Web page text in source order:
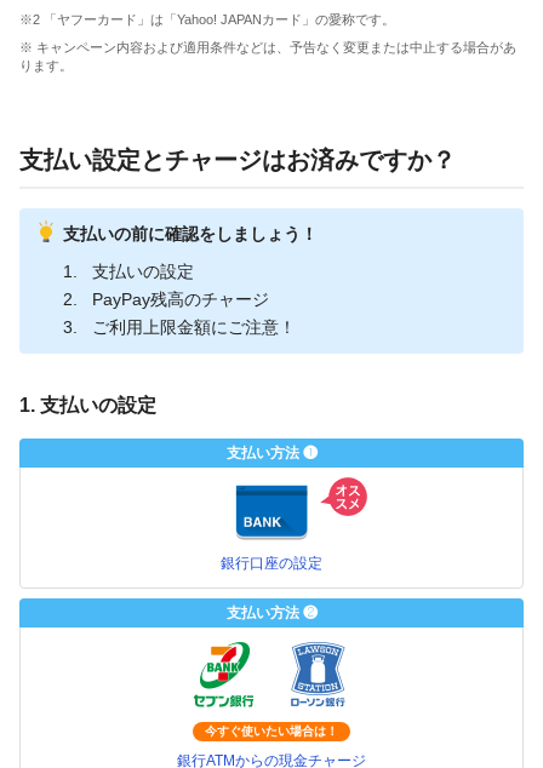
※2 「ヤフーカード」は「Yahoo! JAPANカード」の愛称です。
※ キャンペーン内容および適用条件などは、予告なく変更または中止する場合があ
ります。
支払い設定とチャージはお済みですか？
支払いの前に確認をしましょう！
支払いの設定
PayPay残高のチャージ
ご利用上限金額にご注意！
1. 支払いの設定
支払い方法 ❶
銀行口座の設定
支払い方法 ❷
今すぐ使いたい場合は！
銀行ATMからの現金チャージ